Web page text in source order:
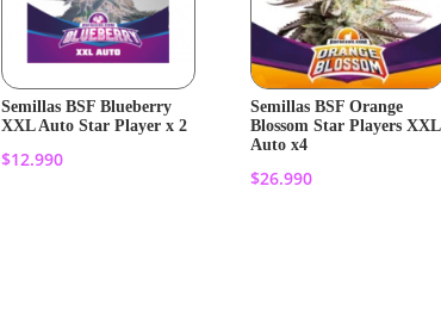
Semillas BSF Blueberry
XXL Auto Star Player x 2
$12.990
Semillas BSF Orange
Blossom Star Players XXL
Auto x4
$26.990